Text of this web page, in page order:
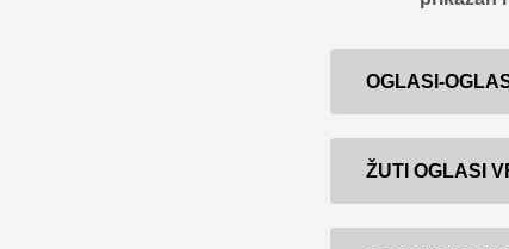
OGLASI-
ŽUTI OGLASI